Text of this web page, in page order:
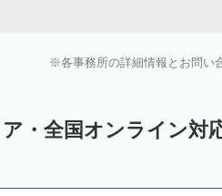
各事務所の詳細情報とお問い
・全国オンライン対